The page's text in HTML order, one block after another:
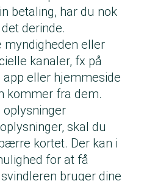
betaling, har du nok
derinde.
myndigheden eller
kanaler, fx på
eller hjemmeside
kommer fra dem.
oplysninger
skal du
kortet. Der kan i
for at få
bruger dine